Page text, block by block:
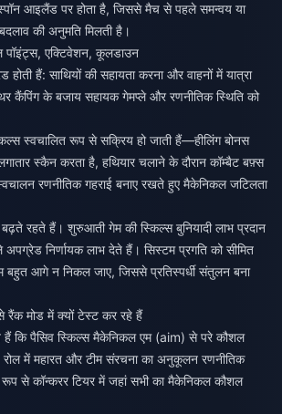
आइलैंड पर होता है, जिससे मैच से पहले समन्वय या
की अनुमति मिलती है।
पॉइंट्स, एक्टिवेशन, कूलडाउन
हैं: साथियों की सहायता करना और वाहनों में यात्रा
कैंपिंग के बजाय सहायक गेमप्ले और रणनीतिक स्थिति को
स्वचालित रूप से सक्रिय हो जाती हैं—हीलिंग बोनस
स्कैन करता है, हथियार चलाने के दौरान कॉम्बैट बफ़्स
रणनीतिक गहराई बनाए रखते हुए मैकेनिकल जटिलता
रहते हैं। शुरुआती गेम की स्किल्स बुनियादी लाभ प्रदान
निर्णायक लाभ देते हैं। सिस्टम प्रगति को सीमित
बहुत आगे न निकल जाए, जिससे प्रतिस्पर्धी संतुलन बना
रैंक मोड में क्यों टेस्ट कर रहे हैं
हैं कि पैसिव स्किल्स मैकेनिकल एम (aim) से परे कौशल
रोल में महारत और टीम संरचना का अनुकूलन रणनीतिक
से कॉन्करर टियर में जहां सभी का मैकेनिकल कौशल